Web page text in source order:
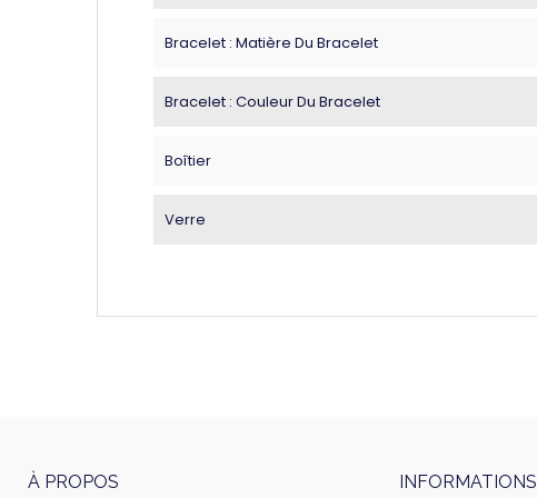
Bracelet : Matière Du Bracelet
Bracelet : Couleur Du Bracelet
Boîtier
Verre
À PROPOS INFORMATIONS